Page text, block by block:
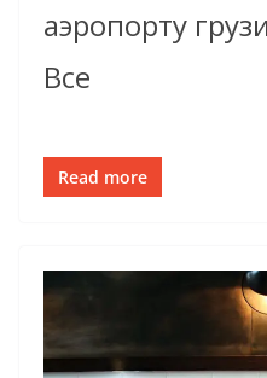
аэропорту
Все
Read more